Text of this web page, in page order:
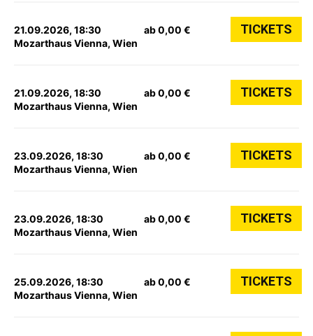
21.09.2026, 18:30
Mozarthaus Vienna, Wien
ab 0,00 € TICKETS
21.09.2026, 18:30
Mozarthaus Vienna, Wien
ab 0,00 € TICKETS
23.09.2026, 18:30
Mozarthaus Vienna, Wien
ab 0,00 € TICKETS
23.09.2026, 18:30
Mozarthaus Vienna, Wien
ab 0,00 € TICKETS
25.09.2026, 18:30
Mozarthaus Vienna, Wien
ab 0,00 € TICKETS